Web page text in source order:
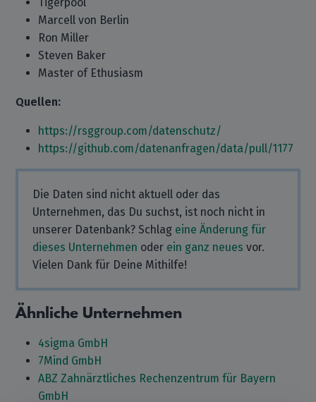
Marcell von Berlin
Ron Miller
Steven Baker
Master of Ethusiasm
Quellen:
https://rsggroup.com/datenschutz/
https://github.com/datenanfragen/data/pull/1177
Die Daten sind nicht aktuell oder das
Unternehmen, das Du suchst, ist noch nicht in
unserer Datenbank? Schlag eine Änderung für
dieses Unternehmen oder ein ganz neues vor.
Vielen Dank für Deine Mithilfe!
Ähnliche Unternehmen
4sigma GmbH
7Mind GmbH
ABZ Zahnärztliches Rechenzentrum für Bayern
GmbH